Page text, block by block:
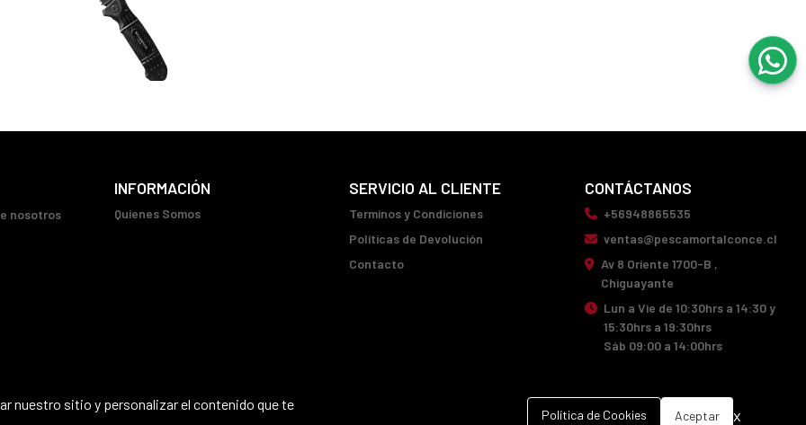
nosotros
INFORMACIÓN
Quienes Somos
SERVICIO AL CLIENTE
Terminos y Condiciones
Políticas de Devolución
Contacto
CONTÁCTANOS
+56948865535
ventas@pescamortalconce.cl
Av 8 Oriente 1700-B ,
Chiguayante
Lun a Vie de 10:30hrs a 14:30 y
15:30hrs a 19:30hrs
Sáb 09:00 a 14:00hrs
nuestro sitio y personalizar el contenido que te
Política de Cookies Aceptar x